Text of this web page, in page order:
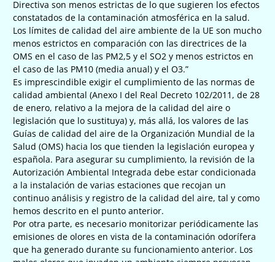
Directiva son menos estrictas de lo que sugieren los efectos
constatados de la contaminación atmosférica en la salud.
Los límites de calidad del aire ambiente de la UE son mucho
menos estrictos en comparación con las directrices de la
OMS en el caso de las PM2,5 y el SO2 y menos estrictos en
el caso de las PM10 (media anual) y el O3.”
Es imprescindible exigir el cumplimiento de las normas de
calidad ambiental (Anexo I del Real Decreto 102/2011, de 28
de enero, relativo a la mejora de la calidad del aire o
legislación que lo sustituya) y, más allá, los valores de las
Guías de calidad del aire de la Organización Mundial de la
Salud (OMS) hacia los que tienden la legislación europea y
española. Para asegurar su cumplimiento, la revisión de la
Autorización Ambiental Integrada debe estar condicionada
a la instalación de varias estaciones que recojan un
continuo análisis y registro de la calidad del aire, tal y como
hemos descrito en el punto anterior.
Por otra parte, es necesario monitorizar periódicamente las
emisiones de olores en vista de la contaminación odorífera
que ha generado durante su funcionamiento anterior. Los